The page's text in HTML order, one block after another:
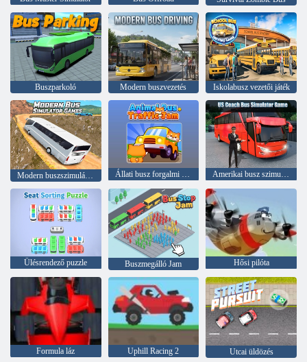
Buszparkoló Modern buszvezetés Iskolabusz vezetői játék
Állati busz forgalmi dugó Amerikai busz szimulátor játék
Ülésrendező puzzle Buszmegálló Jam Hősi pilóta
Formula láz Uphill Racing 2 Utcai üldözés